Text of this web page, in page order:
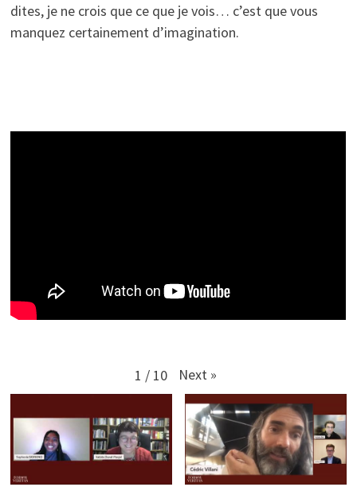
dites, je ne crois que ce que je vois… c’est que vous
manquez certainement d’imagination.
1 / 10 Next »